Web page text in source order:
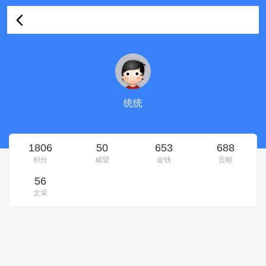
统统的资料
统统
1806
积分
50
威望
653
金钱
688
贡献
56
文采